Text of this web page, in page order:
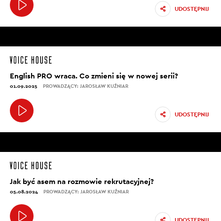
świetne, bo wszyscy pisali, że: "Wow, faktycznie nie
informacyjnych". To jest super.
REDAKTOR J. KUŹNIAR: Chociaż jeden drobny sukces
[00:04:56]
słowa "problem". Bardzo mi zależało, żebyście znali
takie słowa, jak... Jarek, jakie są synonimy do
REDAKTOR J. KUŹNIAR: Są takie synonimy, jak te, które
UDOSTĘPNIJ
English PRO wraca. Co zmieni się w nowej serii?
01.09.2025 PROWADZĄCY: JAROSŁAW KUŹNIAR
UDOSTĘPNIJ
Jak być asem na rozmowie rekrutacyjnej?
05.08.2024 PROWADZĄCY: JAROSŁAW KUŹNIAR